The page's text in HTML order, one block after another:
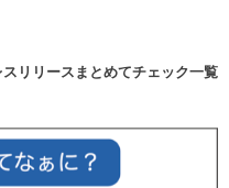
スリリースまとめてチェック一覧